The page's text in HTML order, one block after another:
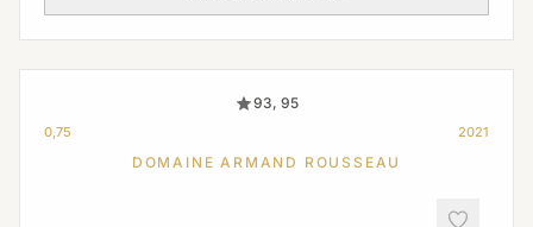
93, 95
0,75 2021
DOMAINE ARMAND ROUSSEAU